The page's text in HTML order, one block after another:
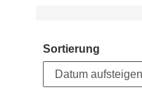
Sortierung